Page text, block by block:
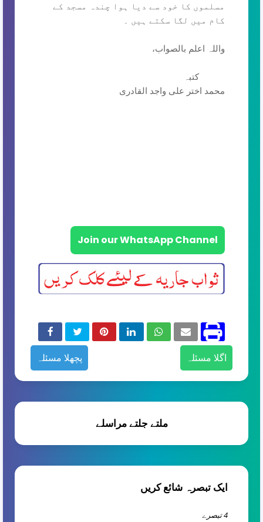
مسلموں کا خود سے دیا ہوا چندہ مسجد کے
کام میں لگا سکتے ہیں ۔
واللہ اعلم بالصواب،
کتبہ
محمد اختر علی واجد القادری
Join our WhatsApp Channel
اگلا مسئلہ پچھلا مسئلہ
ملتے جلتے مراسلے
ایک تبصرہ شائع کریں
4 تبصرے